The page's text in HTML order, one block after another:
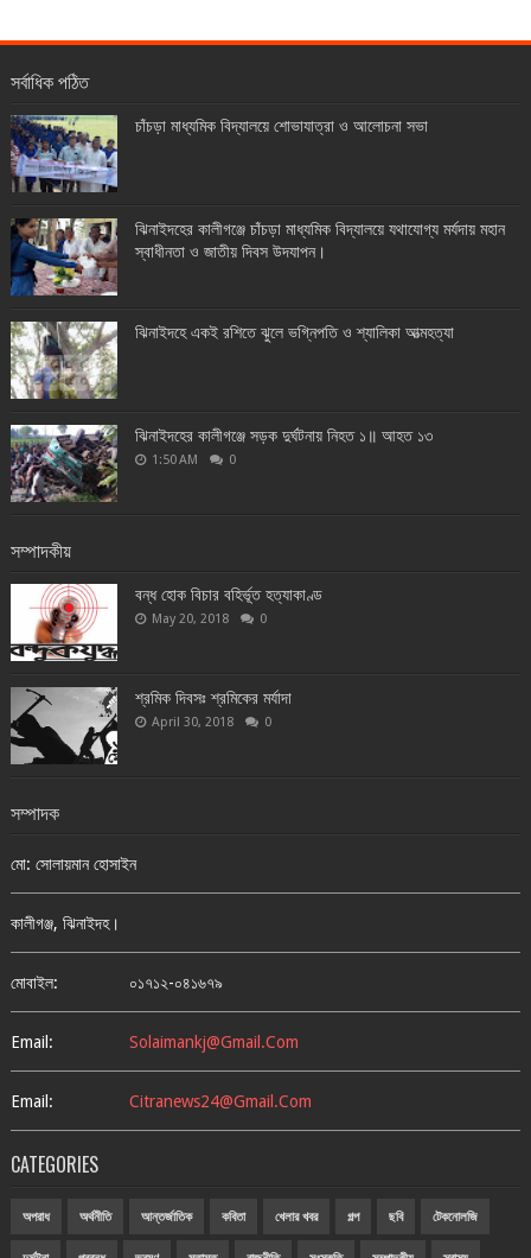
সর্বাধিক পঠিত
চাঁচড়া মাধ্যমিক বিদ্যালয়ে শোভাযাত্রা ও আলোচনা সভা
ঝিনাইদহের কালীগঞ্জে চাঁচড়া মাধ্যমিক বিদ্যালয়ে যথাযোগ্য মর্যদায় মহান
স্বাধীনতা ও জাতীয় দিবস উদযাপন।
ঝিনাইদহে একই রশিতে ঝুলে ভগ্নিপতি ও শ্যালিকা আত্মহত্যা
ঝিনাইদহের কালীগঞ্জে সড়ক দুর্ঘটনায় নিহত ১॥ আহত ১৩
1:50 AM 0
সম্পাদকীয়
বন্ধ হোক বিচার বহির্ভূত হত্যাকাণ্ড
May 20, 2018 0
শ্রমিক দিবসঃ শ্রমিকের মর্যাদা
April 30, 2018 0
সম্পাদক
মো: সোলায়মান হোসাইন
কালীগঞ্জ, ঝিনাইদহ।
মোবাইল: ০১৭১২-০৪১৬৭৯
Email: Solaimankj@gmail.com
Email: Citranews24@gmail.com
CATEGORIES
অপরাধ অর্থনীতি আন্তর্জাতিক কবিতা খেলার খবর গল্প ছবি টেকনোলজি